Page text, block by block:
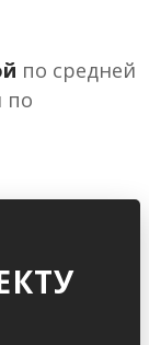
по средней
по